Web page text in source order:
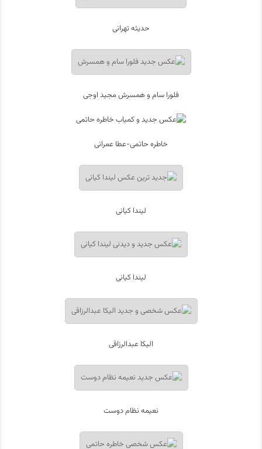
حدیثه تهرانی
فلورا سام و همسرش مجید اوجی
خاطره حاتمی-عطا عمرانی
لیندا کیانی
لیندا کیانی
الیکا عبدالرزاقی
نعیمه نظام دوست